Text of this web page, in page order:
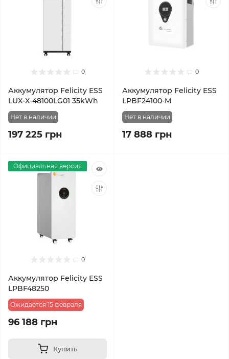
0
Аккумулятор Felicity ESS
LUX-X-48100LG01 35kWh
Нет в наличии
197 225 грн
0
Аккумулятор Felicity ESS
LPBF24100-M
Нет в наличии
17 888 грн
Официальная версия
0
Аккумулятор Felicity ESS
LPBF48250
Ожидается 15 февраля
96 188 грн
КупитьКупить